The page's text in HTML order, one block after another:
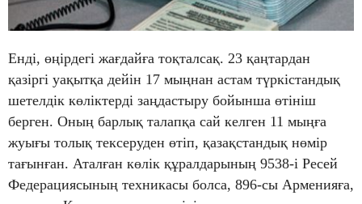
Енді, өңірдегі жағдайға тоқталсақ. 23 қаңтардан
қазіргі уақытқа дейін 17 мыңнан астам түркістандық
шетелдік көліктерді заңдастыру бойынша өтініш
берген. Оның барлық талапқа сай келген 11 мыңға
жуығы толық тексеруден өтіп, қазақстандық нөмір
тағынған. Аталған көлік құралдарының 9538-і Ресей
Федерациясының техникасы болса, 896-сы Арменияға,